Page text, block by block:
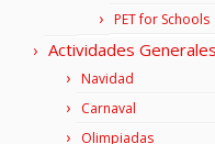
PET for Schools
Actividades Generales
Navidad
Carnaval
Olimpiadas